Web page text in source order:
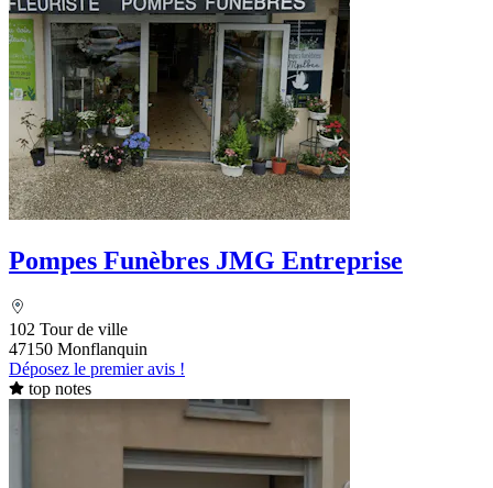
Pompes Funèbres JMG Entreprise
102 Tour de ville
47150 Monflanquin
Déposez le premier avis !
top notes